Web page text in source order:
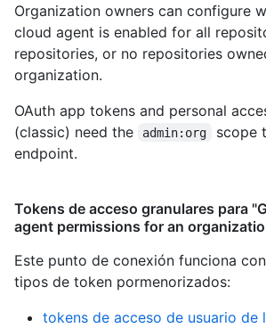
Organization owners can configure
cloud agent is enabled for all
repositories, or no repositories
organization.
OAuth app tokens and personal
(classic) need the
admin:org
scope
endpoint.
Tokens de acceso granulares para
agent permissions for an
Este punto de conexión funciona
tipos de token pormenorizados:
tokens de acceso de usuario de